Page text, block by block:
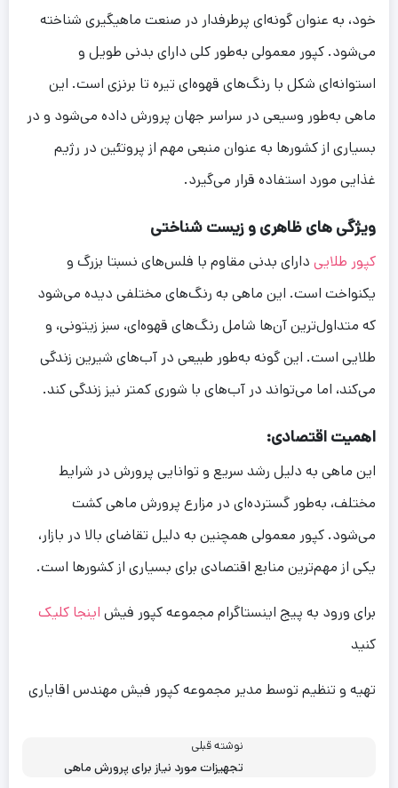
خود، به عنوان گونه‌ای پرطرفدار در صنعت ماهیگیری شناخته
می‌شود. کپور معمولی به‌طور کلی دارای بدنی طویل و
استوانه‌ای شکل با رنگ‌های قهوه‌ای تیره تا برنزی است. این
ماهی به‌طور وسیعی در سراسر جهان پرورش داده می‌شود و در
بسیاری از کشورها به عنوان منبعی مهم از پروتئین در رژیم
غذایی مورد استفاده قرار می‌گیرد.
ویژگی‌ های ظاهری و زیست‌ شناختی
کپور طلایی دارای بدنی مقاوم با فلس‌های نسبتا بزرگ و
یکنواخت است. این ماهی به رنگ‌های مختلفی دیده می‌شود
که متداول‌ترین آن‌ها شامل رنگ‌های قهوه‌ای، سبز زیتونی، و
طلایی است. این گونه به‌طور طبیعی در آب‌های شیرین زندگی
می‌کند، اما می‌تواند در آب‌های با شوری کمتر نیز زندگی کند.
اهمیت اقتصادی:
این ماهی به دلیل رشد سریع و توانایی پرورش در شرایط
مختلف، به‌طور گسترده‌ای در مزارع پرورش ماهی کشت
می‌شود. کپور معمولی همچنین به دلیل تقاضای بالا در بازار،
یکی از مهم‌ترین منابع اقتصادی برای بسیاری از کشورها است.
برای ورود به پیج اینستاگرام مجموعه کپور فیش اینجا کلیک
کنید
تهیه و تنظیم توسط مدیر مجموعه کپور فیش مهندس اقایاری
نوشته قبلی
تجهیزات مورد نیاز برای پرورش ماهی